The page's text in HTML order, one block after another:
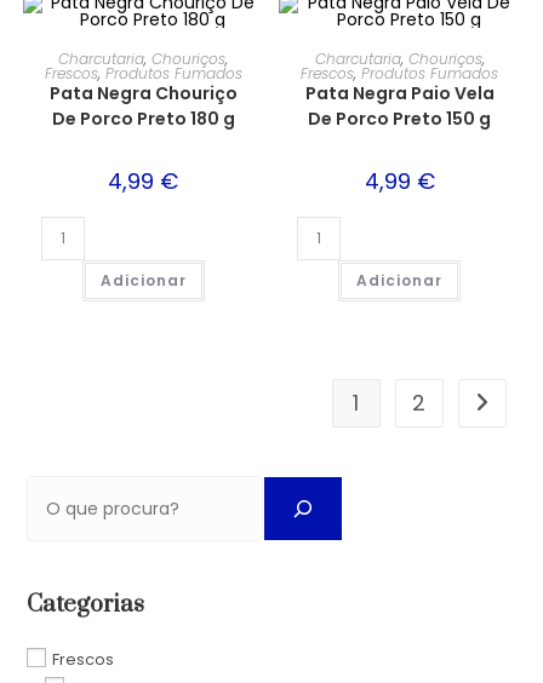
Charcutaria,Chouriços,
Frescos, Produtos Fumados
Pata Negra Chouriço
De Porco Preto 180 g
4,99 €
Adicionar
Charcutaria, Chouriços,
Frescos,Produtos Fumados
Pata Negra Paio Vela
De Porco Preto 150 g
4,99 €
Adicionar
1 2
Categorias
Frescos